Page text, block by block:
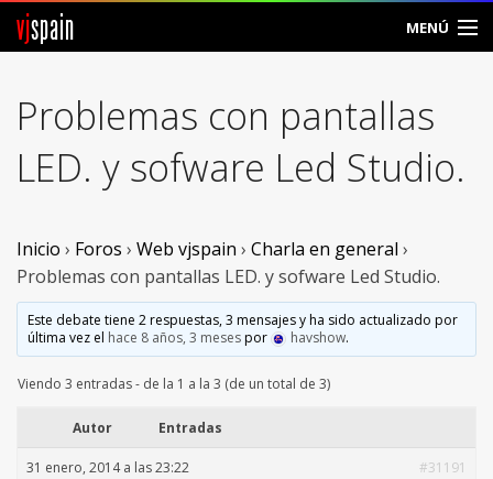
vjspain MENÚ
Foros
Noticias
Vjspain
Ayuda
Contacto
Entrar
Problemas con pantallas
LED. y sofware Led Studio.
Inicio › Foros › Web vjspain › Charla en general ›
Problemas con pantallas LED. y sofware Led Studio.
Este debate tiene 2 respuestas, 3 mensajes y ha sido actualizado por
última vez el hace 8 años, 3 mesespor havshow.
Viendo 3 entradas - de la 1 a la 3 (de un total de 3)
Autor Entradas
31 enero, 2014 a las 23:22
#31191